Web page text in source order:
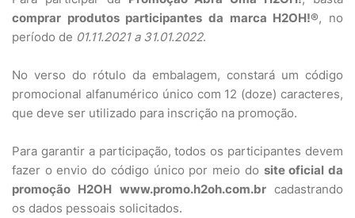
comprar produtos participantes da marca H2OH!®, no
período de 01.11.2021 a 31.01.2022.
No verso do rótulo da embalagem, constará um código
promocional alfanumérico único com 12 (doze) caracteres,
que deve ser utilizado para inscrição na promoção.
Para garantir a participação, todos os participantes devem
fazer o envio do código único por meio do site oficial da
promoção H2OH www.promo.h2oh.com.br cadastrando
os dados pessoais solicitados.